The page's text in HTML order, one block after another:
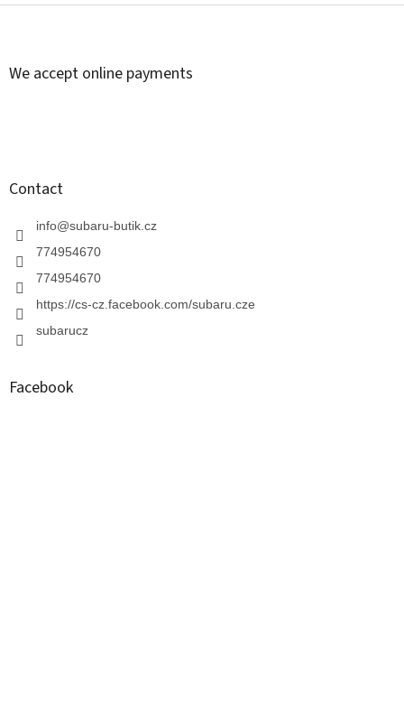
F
We accept online payments
Contact
info@subaru-butik.cz
774954670
774954670
https://cs-cz.facebook.com/subaru.cze
subarucz
Facebook